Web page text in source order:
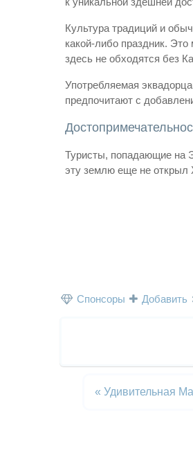
Культура традиций и
какой-либо праздник.
здесь не обходятся без
Употребляемая
предпочитают с
Туристы, попадающие на
эту землю еще не
Спонсоры Добавить
« Удивительная